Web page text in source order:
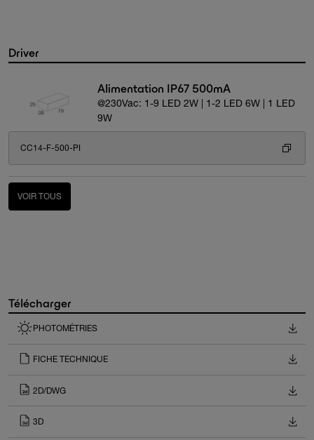
Driver
Alimentation IP67 500mA
@230Vac: 1-9 LED 2W | 1-2 LED 6W | 1 LED
9W
CC14-F-500-PI
VOIR TOUS
Télécharger
PHOTOMÉTRIES
FICHE TECHNIQUE
2D/DWG
3D